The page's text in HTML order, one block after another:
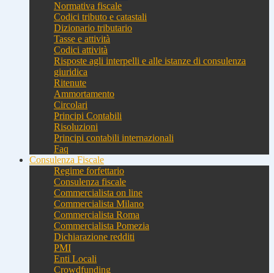
Normativa fiscale
Codici tributo e catastali
Dizionario tributario
Tasse e attività
Codici attività
Risposte agli interpelli e alle istanze di consulenza
giuridica
Ritenute
Ammortamento
Circolari
Principi Contabili
Risoluzioni
Principi contabili internazionali
Faq
Consulenza Fiscale
Regime forfettario
Consulenza fiscale
Commercialista on line
Commercialista Milano
Commercialista Roma
Commercialista Pomezia
Dichiarazione redditi
PMI
Enti Locali
Crowdfunding